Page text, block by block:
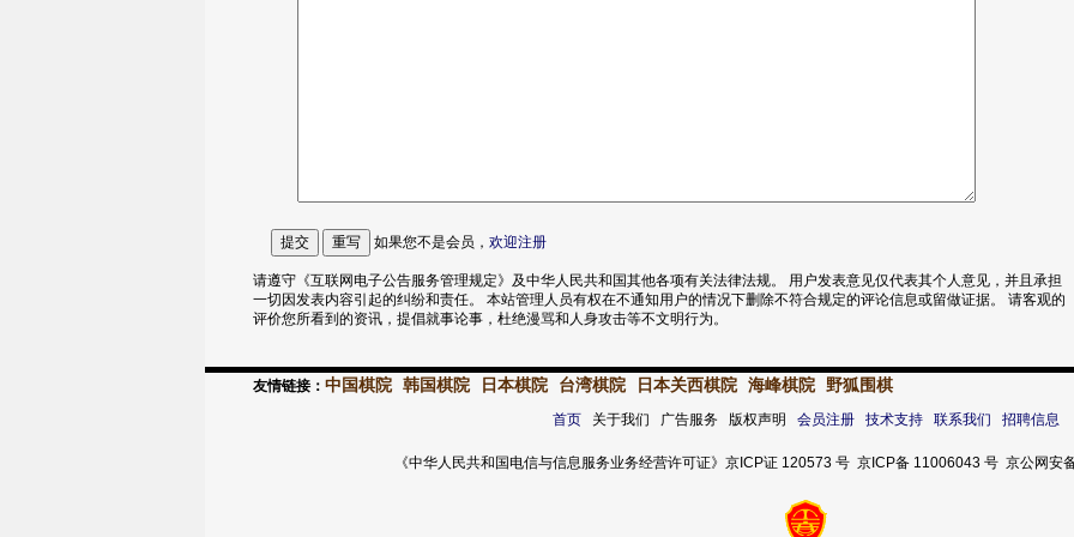
如果您不是会员， 欢迎注册
请遵守《互联网电子公告服务管理规定》及中华人民共和国其他各项有关法律法规。 用户发表意见仅代表其个人意见，并且承担
一切因发表内容引起的纠纷和责任。 本站管理人员有权在不通知用户的情况下删除不符合规定的评论信息或留做证据。 请客观的
评价您所看到的资讯，提倡就事论事，杜绝漫骂和人身攻击等不文明行为。
友情链接： 中国棋院 韩国棋院 日本棋院 台湾棋院 日本关西棋院 海峰棋院 野狐围棋
首页关于我们 广告服务 版权声明 会员注册 技术支持 联系我们 招聘信息
《中华人民共和国电信与信息服务业务经营许可证》京ICP证 120573 号 京ICP备 11006043 号 京公网安